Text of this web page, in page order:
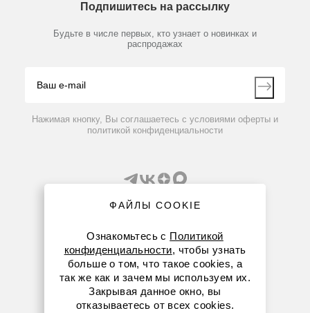
Производители
Мобильное приложение
Партнеры
Контакты
Подпишитесь на рассылку
Будьте в числе первых, кто узнает о новинках и
распродажах
Нажимая кнопку, Вы соглашаетесь с условиями оферты и
политикой конфиденциальности
8 (800) 234-05-08
+7 (843) 210-20-80
kazan@dia-m.ru
ФАЙЛЫ COOKIE
Ознакомьтесь с Политикой
конфиденциальности, чтобы узнать
больше о том, что такое cookies, а
так же как и зачем мы используем их.
Закрывая данное окно, вы
отказываетесь от всех cookies.